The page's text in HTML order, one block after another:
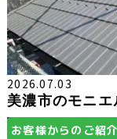
2026.07.03
美濃市のモニ
お客様からのご紹介